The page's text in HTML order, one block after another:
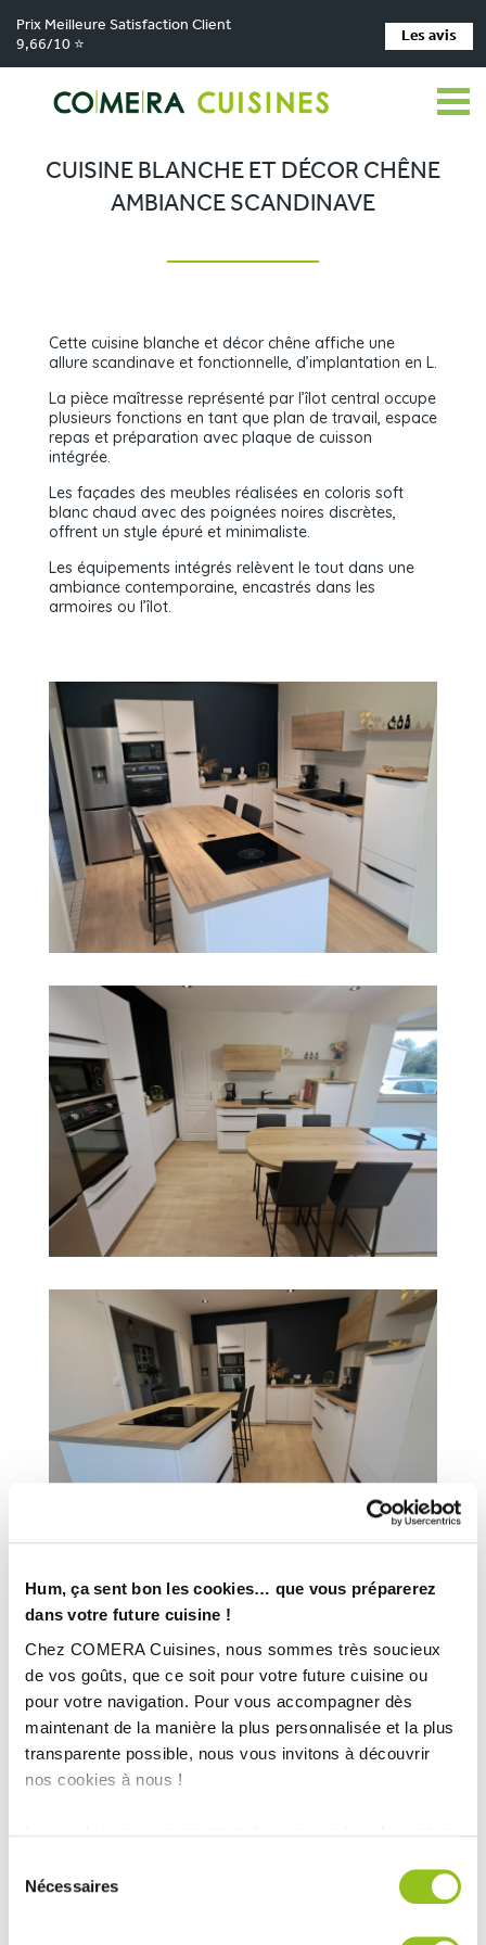
Hum, ça sent bon les cookies… que vous préparerez
dans votre future cuisine !
Chez COMERA Cuisines, nous sommes très soucieux
de vos goûts, que ce soit pour votre future cuisine ou
pour votre navigation. Pour vous accompagner dès
maintenant de la manière la plus personnalisée et la plus
transparente possible, nous vous invitons à découvrir
nos cookies à nous !
médias sociaux et d'analyser notre trafic. Nous
partageons également des informations sur l'utilisation de
notre site avec nos partenaires de médias sociaux, de
Nécessaires
Prix Meilleure Satisfaction Client
9,66/10 ⭐
Les avis
Comera Cuisines > Nos magasins de cuisine > Cuisiniste LES HERBIERS >
Réalisations > Cuisine blanche et décor chêne ambiance scandinave
CUISINE BLANCHE ET DÉCOR CHÊNE
AMBIANCE SCANDINAVE
Cette cuisine blanche et décor chêne affiche une
allure scandinave et fonctionnelle, d’implantation en L.
La pièce maîtresse représenté par l’îlot central occupe
plusieurs fonctions en tant que plan de travail, espace
repas et préparation avec plaque de cuisson
intégrée.
Les façades des meubles réalisées en coloris soft
blanc chaud avec des poignées noires discrètes,
offrent un style épuré et minimaliste.
Les équipements intégrés relèvent le tout dans une
ambiance contemporaine, encastrés dans les
armoires ou l’îlot.